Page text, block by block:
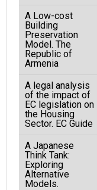
A Low-cost
Building
Preservation
Model. The
Republic of
Armenia
A legal analysis
of the impact of
EC legislation on
the Housing
Sector. EC Guide
A Japanese
Think Tank:
Exploring
Alternative
Models.